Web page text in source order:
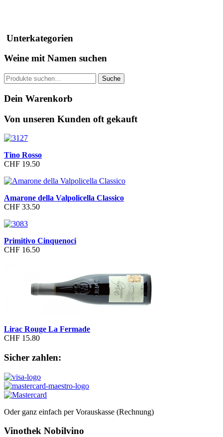
Unterkategorien
Weine mit Namen suchen
Suche
nach:
Suche
Dein Warenkorb
Von unseren Kunden oft gekauft
Tino Rosso
CHF 19.50
Amarone della Valpolicella Classico
CHF 33.50
Primitivo Cinquenoci
CHF 16.50
Lirac Rouge La Fermade
CHF 15.80
Sicher zahlen:
Oder ganz einfach per Vorauskasse (Rechnung)
Vinothek Nobilvino